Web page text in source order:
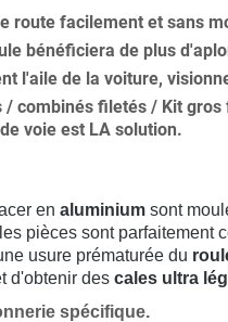
route facilement et sans
bénéficiera de plus
l'aile de la voiture,
/ combinés filetés / Kit
voie est LA solution.
en aluminium sont
pièces sont
usure prématurée du
d'obtenir des cales ultra
spécifique.